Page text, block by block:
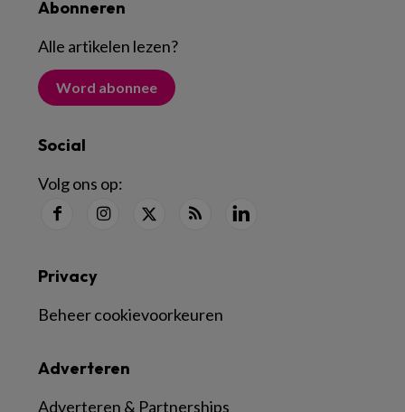
Abonneren
Alle artikelen lezen?
Word abonnee
Social
Volg ons op:
Adverteren
Adverteren & Partnerships
Privacy
Beheer cookievoorkeuren